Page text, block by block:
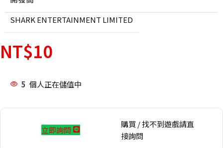
SHARK ENTERTAINMENT LIMITED
NT$10
5 個人正在儲值中
立即詢問
購買 / 找不到遊戲請直
接詢問